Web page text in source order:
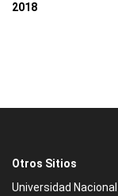
2018
Otros Sitios
Universidad